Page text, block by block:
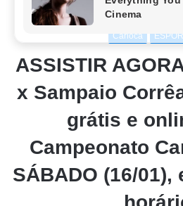
Início / ESPORTES
Carioca
ASSISTIR
x Sampaio
grátis e
Campeonato
SÁBADO (16/01),